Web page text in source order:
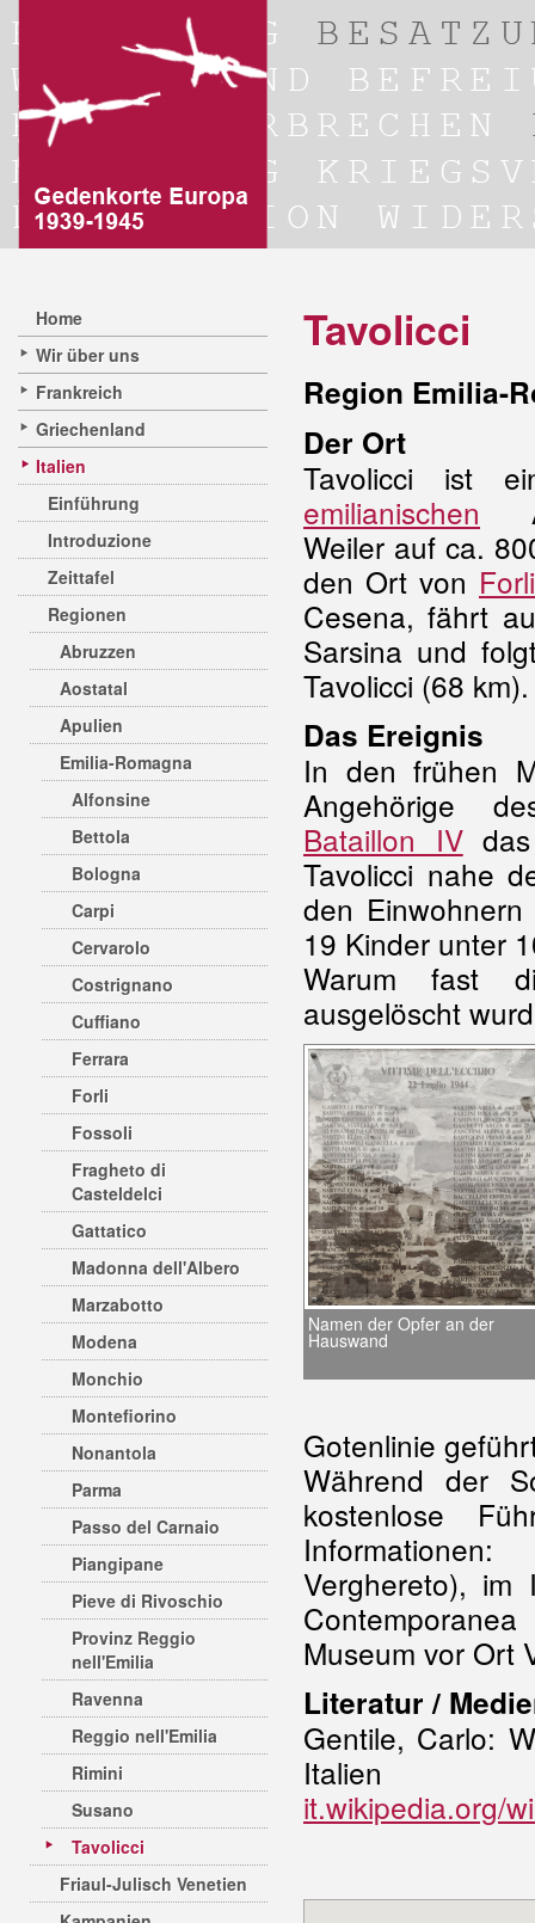
Home
Wir über uns
Frankreich
Griechenland
Italien
Einführung
Introduzione
Zeittafel
Regionen
Abruzzen
Aostatal
Apulien
Emilia-Romagna
Alfonsine
Bettola
Bologna
Carpi
Cervarolo
Costrignano
Cuffiano
Ferrara
Forli
Fossoli
Fragheto di
Casteldelci
Gattatico
Madonna dell'Albero
Marzabotto
Modena
Monchio
Montefiorino
Nonantola
Parma
Passo del Carnaio
Piangipane
Pieve di Rivoschio
Provinz Reggio
nell'Emilia
Ravenna
Reggio nell'Emilia
Rimini
Susano
Tavolicci
Friaul-Julisch Venetien
Tavolicci
Region Emilia-
Der Ort
Tavolicci ist
emilianischen
Weiler auf ca.
den Ort von Forli
Cesena, fährt
Sarsina und
Tavolicci (68 km).
Das Ereignis
In den frühen
Angehörige
Bataillon IVdas
Tavolicci nahe
den
19 Kinder unter
Warum fast
ausgelöscht
Namen der Opfer an der
Hauswand
Gotenlinie
Während der
kostenlose
Verghereto),
Museum vor Ort
Literatur /
Gentile, Carlo:
Italien
it.wikipedia.org/